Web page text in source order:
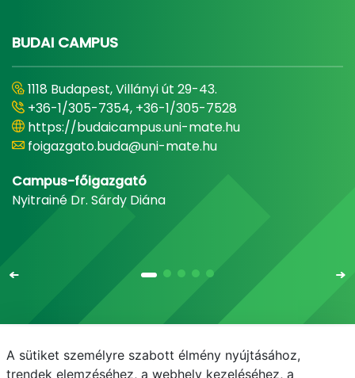
BUDAI CAMPUS
1118 Budapest, Villányi út 29-43.
+36-1/305-7354, +36-1/305-7528
https://budaicampus.uni-mate.hu
foigazgato.buda@uni-mate.hu
Campus-főigazgató
Nyitrainé Dr. Sárdy Diána
Email Telefonkönyv NEPTUN E-learning
A sütiket személyre szabott élmény nyújtásához,
trendek elemzéséhez, a webhely kezeléséhez, a